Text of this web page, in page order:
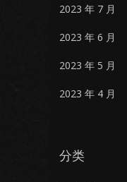
2023 年 7 月
2023 年 6 月
2023 年 5 月
2023 年 4 月
分类